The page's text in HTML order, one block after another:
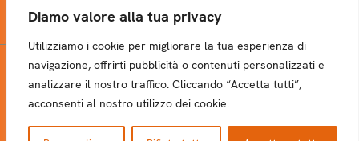
Diamo valore alla tua privacy
Utilizziamo i cookie per migliorare la tua esperienza di
navigazione, offrirti pubblicità o contenuti personalizzati e
analizzare il nostro traffico. Cliccando “Accetta tutti”,
acconsenti al nostro utilizzo dei cookie.
NEWSLETTER